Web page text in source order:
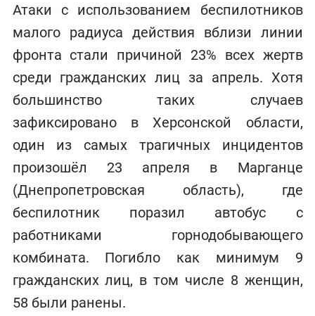
Атаки с использованием беспилотников
малого радиуса действия вблизи линии
фронта стали причиной 23% всех жертв
среди гражданских лиц за апрель. Хотя
большинство таких случаев
зафиксировано в Херсонской области,
один из самых трагичных инцидентов
произошёл 23 апреля в Марганце
(Днепропетровская область), где
беспилотник поразил автобус с
работниками горнодобывающего
комбината. Погибло как минимум 9
гражданских лиц, в том числе 8 женщин,
58 были ранены.